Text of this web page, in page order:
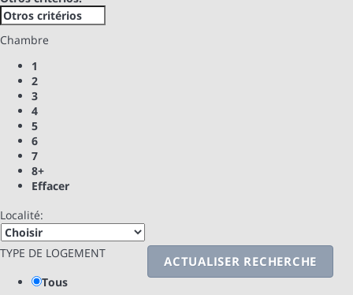
Chambre
1
2
3
4
5
6
7
8+
Effacer
Localité:
ACTUALISER RECHERCHE
TYPE DE LOGEMENT
Tous